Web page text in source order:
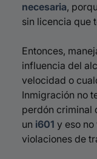
necesaria,
sin licencia que
Entonces,
influencia del
velocidad o
Inmigración no
perdón criminal
un i601 y eso
violaciones de